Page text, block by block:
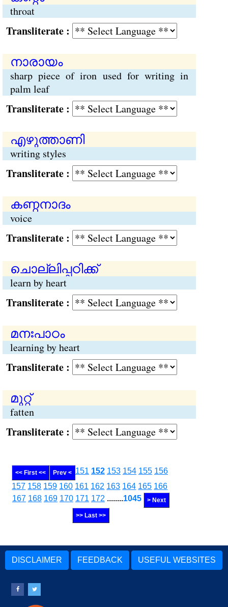
throat
:
നാരായം
sharp piece of iron used for writing in
palm leaf
:
എഴുത്താണി
writing styles
:
കണ്ഠനാദം
voice
:
ചൊല്ലിപ്പഠിക്ക്
learn by heart
:
മനഃപാഠം
learning by heart
:
മുറ്റ്
fatten
:
<< First << Prev < 151 152 153 154 155 156
157 158 159 160 161 162 163 164 165 166
167 168 169 170 171 172 ........1045 > Next
>> Last >>
DISCLAIMER FEEDBACK USEFUL WEBSITES